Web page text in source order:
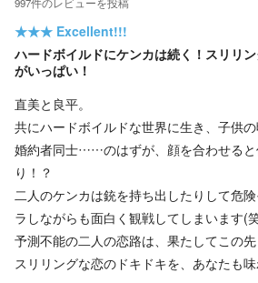
★★★ Excellent!!!
ハードボイルドにケンカは続く！スリリ
がいっぱい！
直美と良平。
共にハードボイルドな世界に生き、子供
婚約者同士……のはずが、顔を合わせる
り！？
二人のケンカは銃を持ち出したりして危
ラしながらも面白く観戦してしまいます(
予測不能の二人の恋路は、果たしてこの先
スリリングな恋のドキドキを、あなたも